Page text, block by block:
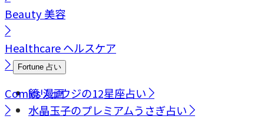
Beauty美容
Healthcareヘルスケア
Fortune 占い
鏡リュウジの12星座占い
水晶玉子のプレミアムうさぎ占い
Comics漫画